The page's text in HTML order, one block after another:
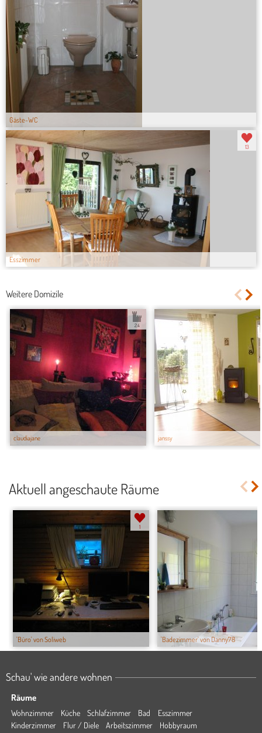
Gäste-WC
Esszimmer
13
Weitere Domizile
claudiajane
2.4
janssy
Aktuell angeschaute Räume
'Büro' von Soliweb
1
'Badezimmer' von Danny78
Schau' wie andere wohnen
Räume
Wohnzimmer Küche Schlafzimmer Bad
Esszimmer
Kinderzimmer
Flur / Diele Arbeitszimmer
Hobbyraum